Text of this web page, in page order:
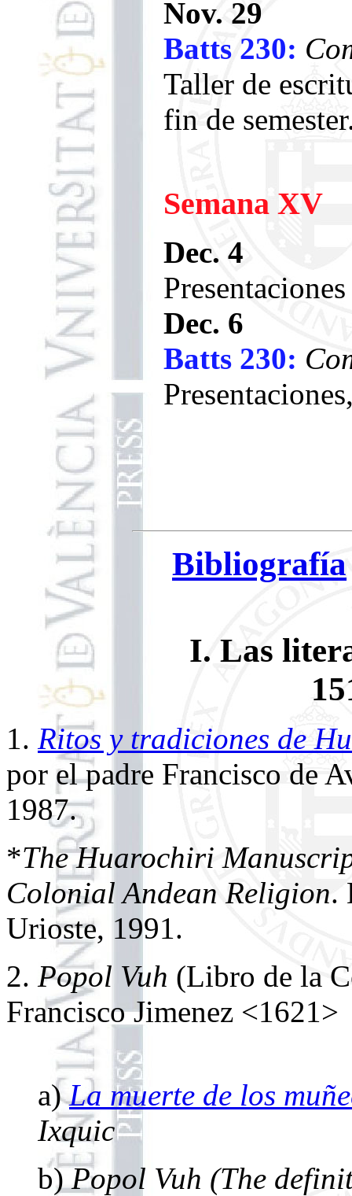
Nov. 29
Batts 230:
Taller de
fin de
Semana XV
Dec. 4
Dec. 6
Batts 230:
Bibliografía
I. Las
1. Ritos y tradiciones de
por el padre Francisco de
1987.
*The Huarochiri
Colonial Andean Religion.
Urioste, 1991.
2. Popol Vuh (Libro de la
Francisco Jimenez <1621>
a)La muerte de los
Ixquic
b)Popol Vuh (The